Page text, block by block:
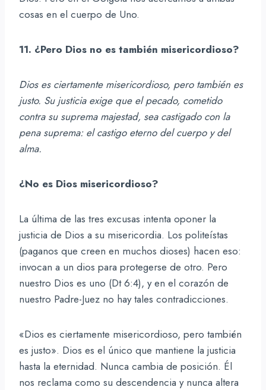
cosas en el cuerpo de Uno.
11. ¿Pero Dios no es también misericordioso?
Dios es ciertamente misericordioso, pero también es
justo. Su justicia exige que el pecado, cometido
contra su suprema majestad, sea castigado con la
pena suprema: el castigo eterno del cuerpo y del
alma.
¿No es Dios misericordioso?
La última de las tres excusas intenta oponer la
justicia de Dios a su misericordia. Los politeístas
(paganos que creen en muchos dioses) hacen eso:
invocan a un dios para protegerse de otro. Pero
nuestro Dios es uno (Dt 6:4), y en el corazón de
nuestro Padre-Juez no hay tales contradicciones.
«Dios es ciertamente misericordioso, pero también
es justo». Dios es el único que mantiene la justicia
hasta la eternidad. Nunca cambia de posición. Él
nos reclama como su descendencia y nunca altera